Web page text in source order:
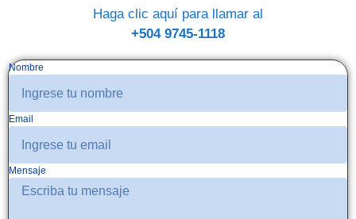
Haga clic aquí para llamar al
+504 9745-1118
Nombre
Email
Mensaje